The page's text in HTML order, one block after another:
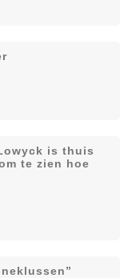
is thuis
te zien hoe